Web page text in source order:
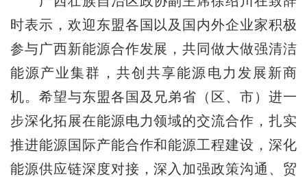
时表示，欢迎东盟各国以及国内外企业家积极
参与广西新能源合作发展，共同做大做强清洁
能源产业集群，共创共享能源电力发展新商
机。希望与东盟各国及兄弟省（区、市）进一
步深化拓展在能源电力领域的交流合作，扎实
推进能源国际产能合作和能源工程建设，深化
能源供应链深度对接，深入加强政策沟通、贸